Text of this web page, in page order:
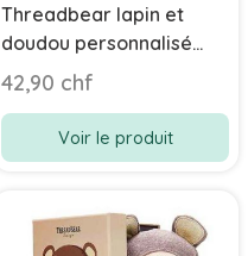
Threadbear lapin et
doudou personnalisé
beige
42,90 chf
Voir le produit